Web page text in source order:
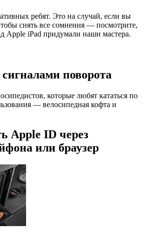
ребят. Это на случай, если вы
снять все сомнения — посмотрите,
Apple iPad придумали наши мастера.
поворота
которые любят кататься по
— велосипедная кофта и
Apple ID через
или браузер